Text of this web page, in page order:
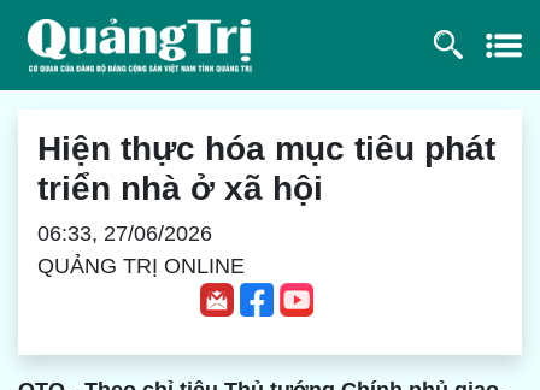
Hiện thực hóa mục tiêu phát
triển nhà ở xã hội
06:33, 27/06/2026
QUẢNG TRỊ ONLINE